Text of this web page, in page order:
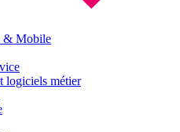
& Mobile
logiciels métier